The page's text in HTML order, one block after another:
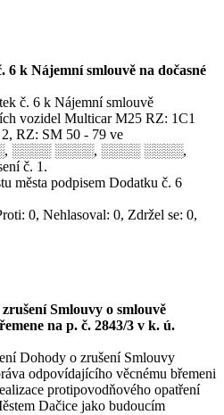
6 k Nájemní smlouvě na dočasné
č. 6 k Nájemní smlouvě
vozidel Multicar M25 RZ: 1C1
RZ: SM 50 - 79 ve
░░░░ ░░░░, ░░░░ ░░░░,
č. 1.
města podpisem Dodatku č. 6
0, Nehlasoval: 0, Zdržel se: 0,
Smlouvy o smlouvě
na p. č. 2843/3 v k. ú.
Dohody o zrušení Smlouvy
odpovídajícího věcnému břemeni
protipovodňového opatření
Dačice jako budoucím